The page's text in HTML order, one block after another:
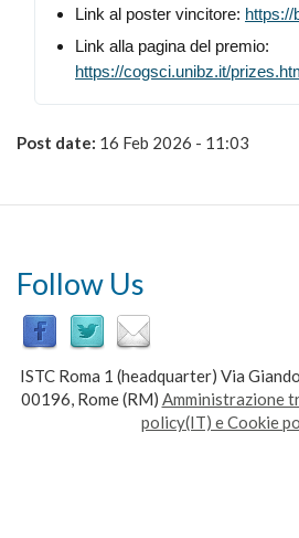
Link al poster vincitore: https://
Link alla pagina del premio:
https://cogsci.unibz.it/
Post date: 16 Feb 2026 - 11:03
Follow Us
ISTC Roma 1 (headquarter) Via
00196, Rome (RM) Amministrazione
policy(IT) e Cookie